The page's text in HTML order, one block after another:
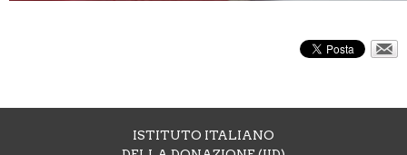
ISTITUTO ITALIANO